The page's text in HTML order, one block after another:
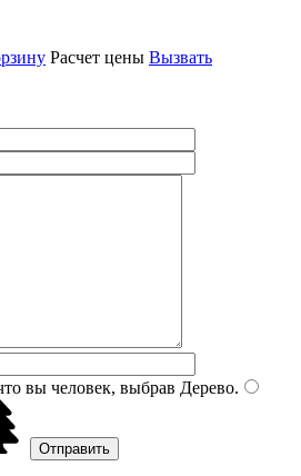
Расчет цены Вызвать
вы человек, выбрав Дерево.